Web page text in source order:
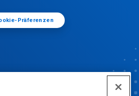
Präferenzen